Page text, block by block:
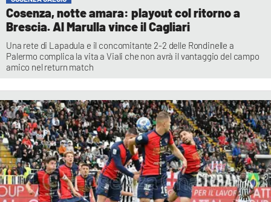
Cosenza, notte amara: playout col ritorno a
Brescia. Al Marulla vince il Cagliari
Una rete di Lapadula e il concomitante 2-2 delle Rondinelle a
Palermo complica la vita a Viali che non avrà il vantaggio del campo
amico nel return match